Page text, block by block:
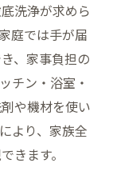
洗浄が求めら
庭では手が届
、家事負担の
チン・浴室・
や機材を使い
より、家族全
きます。